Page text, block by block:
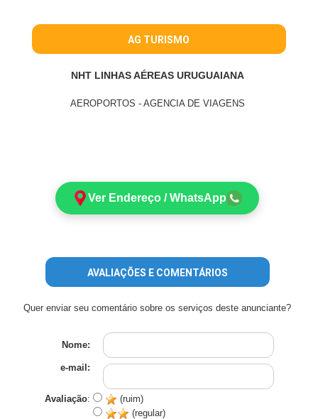
AG TURISMO
NHT LINHAS AÉREAS URUGUAIANA
AEROPORTOS - AGENCIA DE VIAGENS
Ver Endereço / WhatsApp
AVALIAÇÕES E COMENTÁRIOS
Quer enviar seu comentário sobre os serviços deste anunciante?
Nome:
e-mail:
Avaliação:
(ruim)
(regular)